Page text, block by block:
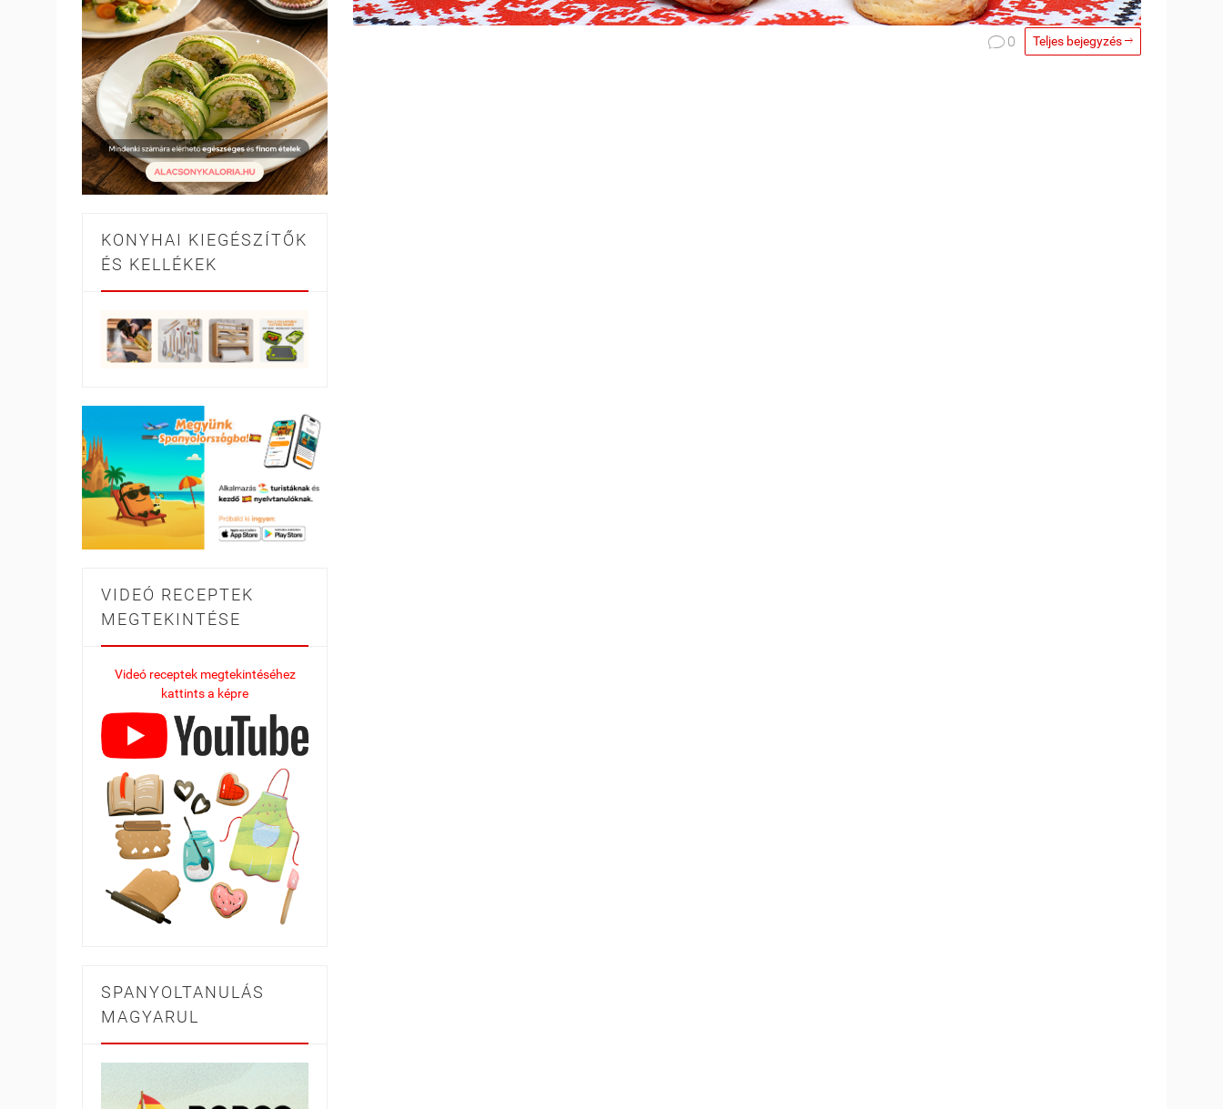
KONYHAI KIEGÉSZÍTŐK
ÉS KELLÉKEK
VIDEÓ RECEPTEK
MEGTEKINTÉSE
Videó receptek megtekintéséhez
kattints a képre
SPANYOLTANULÁS
MAGYARUL
 0 Teljes bejegyzés 